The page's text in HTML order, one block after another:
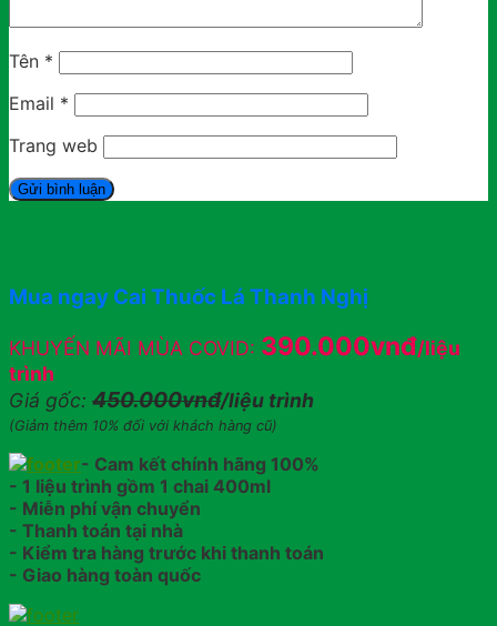
Tên *
Email *
Trang web
Mua ngay Cai Thuốc Lá Thanh Nghị
KHUYẾN MÃI MÙA COVID: 390.000vnđ/liệu
trình
Giá gốc: 450.000vnđ/liệu trình
(Giảm thêm 10% đối với khách hàng cũ)
- Cam kết chính hãng 100%
- 1 liệu trình gồm 1 chai 400ml
- Miễn phí vận chuyển
- Thanh toán tại nhà
- Kiểm tra hàng trước khi thanh toán
- Giao hàng toàn quốc